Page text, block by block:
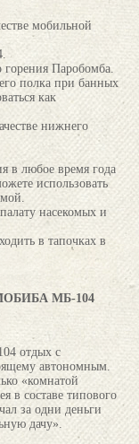
мобильной
горения Паробомба.
полка при банных
как
нижнего
в любое время года
использовать
насекомых и
в тапочках в
МБ-104
отдых с
автономным.
«комнатой
в составе типового
за одни деньги
дачу».